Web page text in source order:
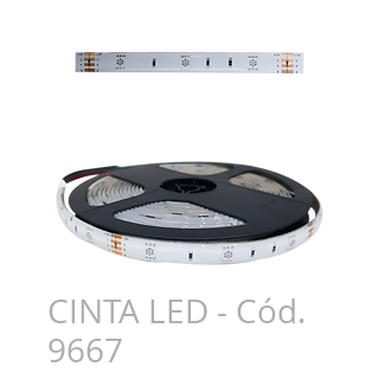
CINTA LED - Cód.
9667